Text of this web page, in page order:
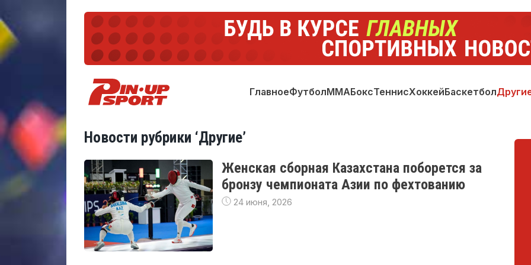
ГлавноеФутболММАБоксТеннисХоккейБаскетбол
Новости рубрики ‘Другие’
Женская сборная Казахстана поборется за
бронзу чемпионата Азии по фехтованию
24 июня, 2026